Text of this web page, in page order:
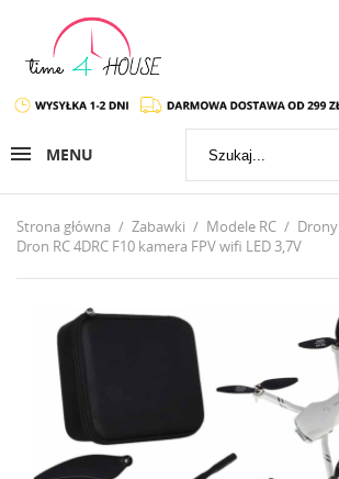
MENU
Strona główna Zabawki Modele RC
Drony
Dron RC 4DRC F10 kamera FPV wifi LED 3,7V